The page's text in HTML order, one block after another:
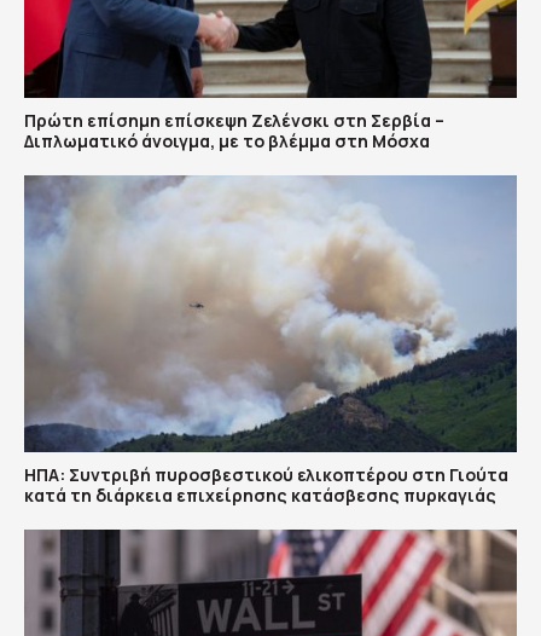
Πρώτη επίσημη επίσκεψη Ζελένσκι στη Σερβία –
Διπλωματικό άνοιγμα, με το βλέμμα στη Μόσχα
ΗΠΑ: Συντριβή πυροσβεστικού ελικοπτέρου στη Γιούτα
κατά τη διάρκεια επιχείρησης κατάσβεσης πυρκαγιάς